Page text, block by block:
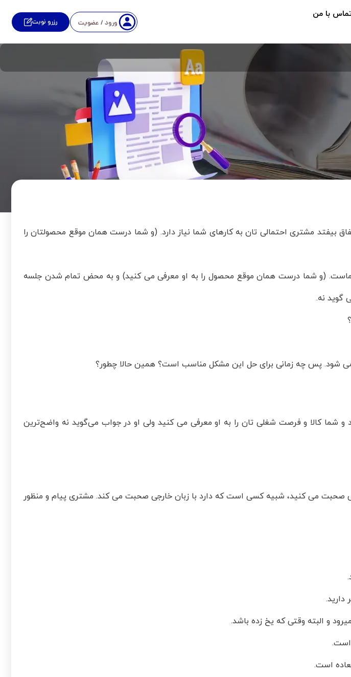
با من
ورود / عضویت رزرو نوبت
بیفتد مشتری احتمالی تان به کارهای شما نیاز دارد. (و شما درست همان موقع محصولتان را
(و شما درست همان موقع محصول را به او معرفی می کنید) و به محض تمام شدن جلسه
گوید نه.
می شود. پس چه زمانی برای حل این مشکل مناسب است؟ همین حالا چطور؟
و شما کالا و فرصت شغلی تان را به او معرفی می کنید ولی او در جواب می‌گوید نه واضح‌ترین
صحبت می کنید، شبیه کسی است که دارد با زبان خارجی صحبت می کند. مشتری پیام و منظور
دارید.
و البته وقتی که یخ زده باشد.
است.
است.